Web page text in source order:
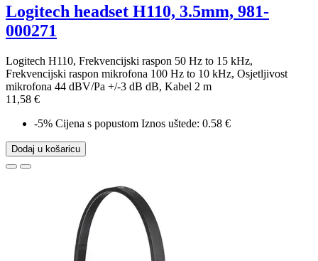
Logitech headset H110, 3.5mm, 981-
000271
Logitech H110, Frekvencijski raspon 50 Hz to 15 kHz,
Frekvencijski raspon mikrofona 100 Hz to 10 kHz, Osjetljivost
mikrofona 44 dBV/Pa +/-3 dB dB, Kabel 2 m
11,58 €
-5% Cijena s popustom Iznos uštede: 0.58 €
Dodaj u košaricu